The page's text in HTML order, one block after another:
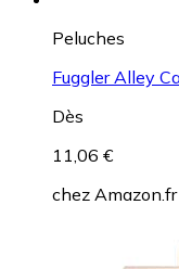
Peluches
Fuggler Alley
Dès
11,06 €
chez Amazon.fr